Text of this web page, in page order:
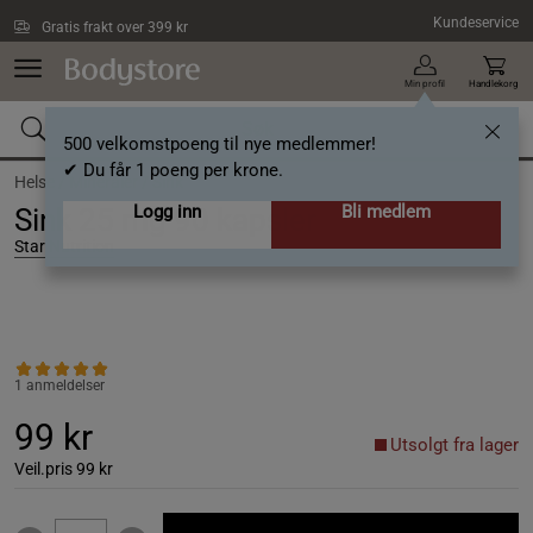
Gratis frakt over 399 kr Kundeservice
Min profil
500 velkomstpoeng til nye medlemmer!
✔ Du får 1 poeng per krone.
Logg inn
Bli medlem
Handlekorg
Helse / Mineraler /Sink
Sink 25 mg 90 kapsler
Star Nutrition
1 anmeldelser
99 kr
Veil.pris99 kr
Utsolgt fra lager